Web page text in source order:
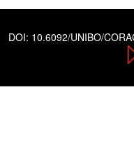
DOI: 10.6092/UNIBO/